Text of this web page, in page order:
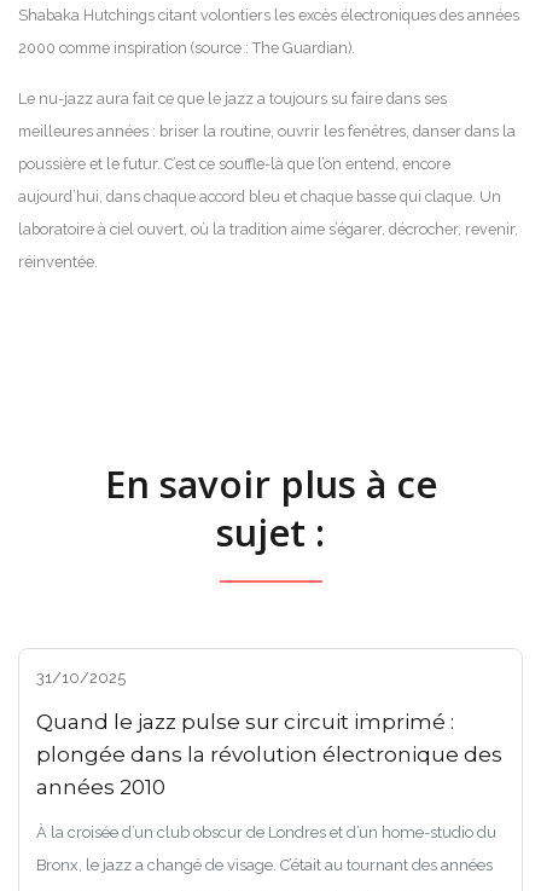
Shabaka Hutchings citant volontiers les excès électroniques des années
2000 comme inspiration (source : The Guardian).
Le nu-jazz aura fait ce que le jazz a toujours su faire dans ses
meilleures années : briser la routine, ouvrir les fenêtres, danser dans la
poussière et le futur. C’est ce souffle-là que l’on entend, encore
aujourd’hui, dans chaque accord bleu et chaque basse qui claque. Un
laboratoire à ciel ouvert, où la tradition aime s’égarer, décrocher, revenir,
réinventée.
En savoir plus à ce
sujet :
31/10/2025
Quand le jazz pulse sur circuit imprimé :
plongée dans la révolution électronique des
années 2010
À la croisée d’un club obscur de Londres et d’un home-studio du
Bronx, le jazz a changé de visage. C’était au tournant des années